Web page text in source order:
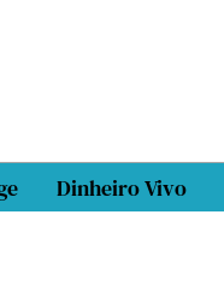
Dinheiro Vivo